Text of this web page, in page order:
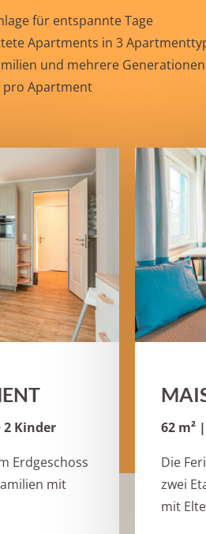
für entspannte Tage
Apartments in 3
und mehrere
pro Apartment
2 Kinder
Erdgeschoss
mit
62 m²
Die
zwei
mit